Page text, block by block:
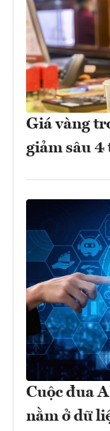
Giá vàng
giảm sâu
Cuộc đua
nằm ở dữ